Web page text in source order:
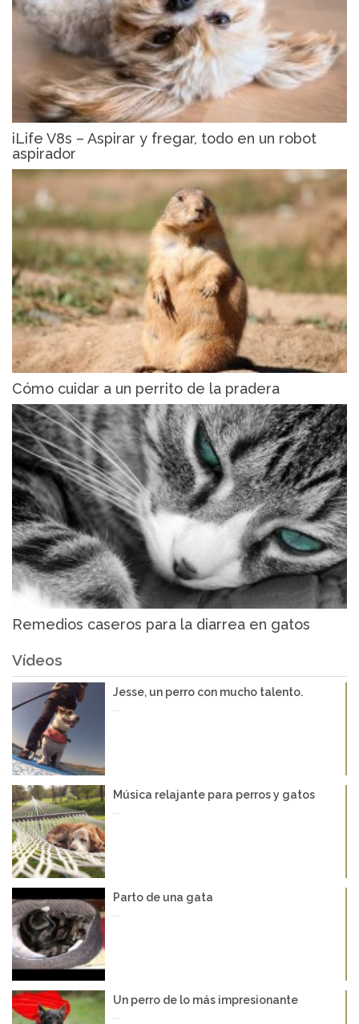
iLife V8s – Aspirar y fregar, todo en un robot
aspirador
Cómo cuidar a un perrito de la pradera
Remedios caseros para la diarrea en gatos
Vídeos
Jesse, un perro con mucho talento.
...
Música relajante para perros y gatos
...
Parto de una gata
...
Un perro de lo más impresionante
...